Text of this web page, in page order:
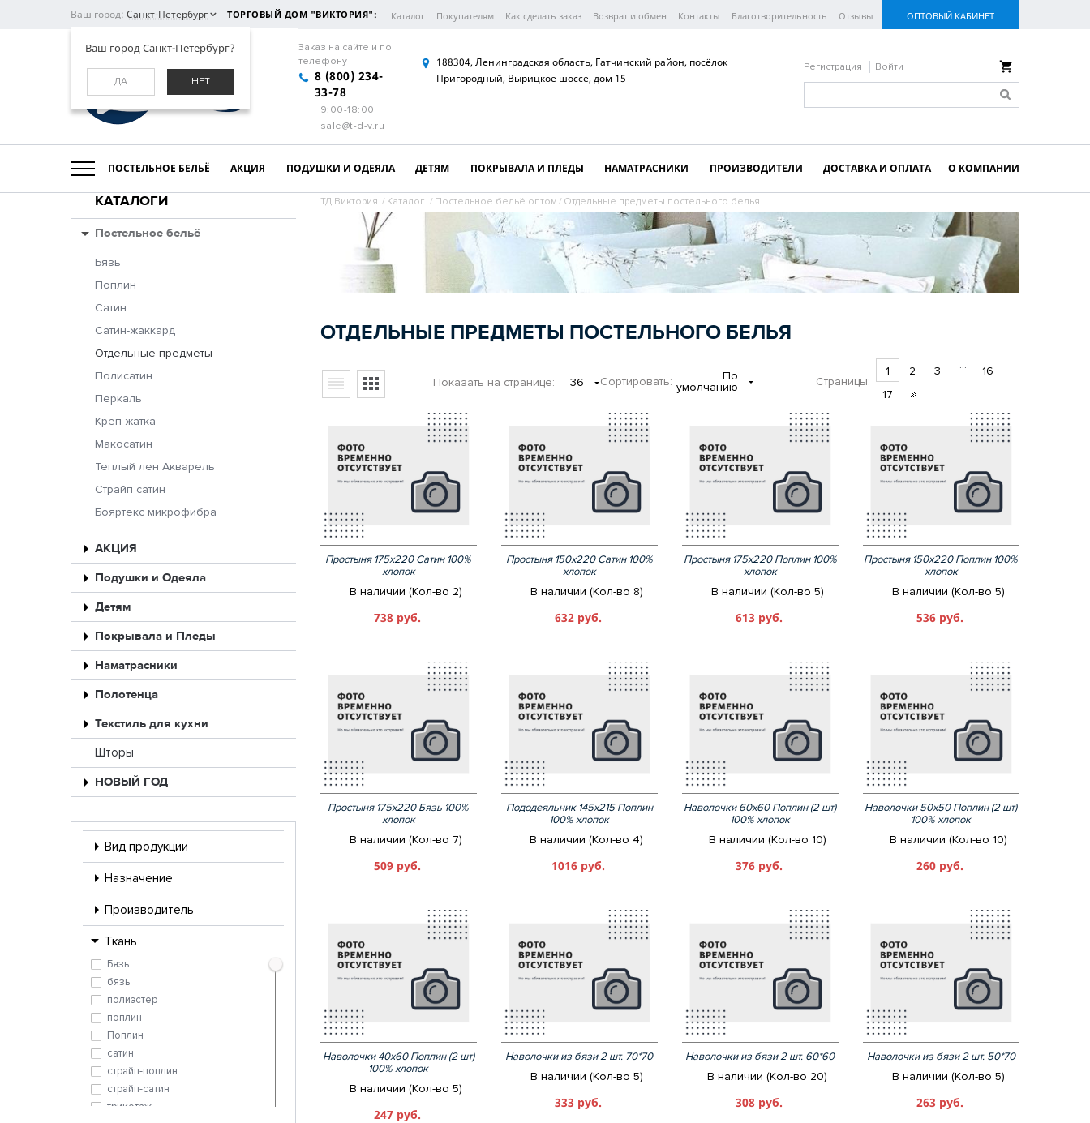
Ваш город: Санкт-Петербург
Ваш город Санкт-Петербург?
ДА НЕТ
ТОРГОВЫЙ ДОМ "ВИКТОРИЯ": Каталог Покупателям Как сделать заказ Возврат и обмен Контакты Благотворительность Отзывы ОПТОВЫЙ КАБИНЕТ
Заказ на сайте и по
телефону
8 (800) 234-
33-78
9:00-18:00
sale@t-d-v.ru
188304, Ленинградская область, Гатчинский район, посёлок
Пригородный, Вырицкое шоссе, дом 15
Регистрация Войти
ПОСТЕЛЬНОЕ БЕЛЬЁ АКЦИЯ ПОДУШКИ И ОДЕЯЛА ДЕТЯМ ПОКРЫВАЛА И ПЛЕДЫ НАМАТРАСНИКИ ПРОИЗВОДИТЕЛИ ДОСТАВКА И ОПЛАТА О КОМПАНИИ
КАТАЛОГИ
Постельное бельё
Бязь
Поплин
Сатин
Сатин-жаккард
Отдельные предметы
Полисатин
Перкаль
Креп-жатка
Макосатин
Теплый лен Акварель
Страйп сатин
Бояртекс микрофибра
АКЦИЯ
Подушки и Одеяла
Детям
Покрывала и Пледы
Наматрасники
Полотенца
Текстиль для кухни
Шторы
НОВЫЙ ГОД
Вид продукции
Назначение
Производитель
Ткань
Бязь
бязь
полиэстер
поплин
Поплин
сатин
страйп-поплин
страйп-сатин
трикотаж
ТД Виктория. / Каталог. / Постельное бельё оптом / Отдельные предметы постельного белья
ОТДЕЛЬНЫЕ ПРЕДМЕТЫ ПОСТЕЛЬНОГО БЕЛЬЯ
Показать на странице: 36 Сортировать:
По
умолчанию
Страницы:
1 2 3 ...
16
17
Простыня 175х220 Сатин 100%
хлопок
В наличии (Кол-во 2)
738 руб.
Простыня 150х220 Сатин 100%
хлопок
В наличии (Кол-во 8)
632 руб.
Простыня 175х220 Поплин 100%
хлопок
В наличии (Кол-во 5)
613 руб.
Простыня 150х220 Поплин 100%
хлопок
В наличии (Кол-во 5)
536 руб.
Простыня 175х220 Бязь 100%
хлопок
В наличии (Кол-во 7)
509 руб.
Пододеяльник 145х215 Поплин
100% хлопок
В наличии (Кол-во 4)
1016 руб.
Наволочки 60х60 Поплин (2 шт)
100% хлопок
В наличии (Кол-во 10)
376 руб.
Наволочки 50х50 Поплин (2 шт)
100% хлопок
В наличии (Кол-во 10)
260 руб.
Наволочки 40х60 Поплин (2 шт)
100% хлопок
В наличии (Кол-во 5)
247 руб.
Наволочки из бязи 2 шт. 70*70
В наличии (Кол-во 5)
333 руб.
Наволочки из бязи 2 шт. 60*60
В наличии (Кол-во 20)
308 руб.
Наволочки из бязи 2 шт. 50*70
В наличии (Кол-во 5)
263 руб.